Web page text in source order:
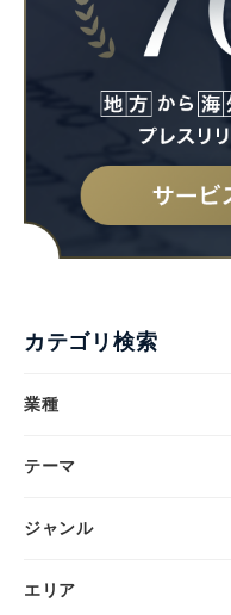
カテゴリ検索
業種
テーマ
ジャンル
エリア